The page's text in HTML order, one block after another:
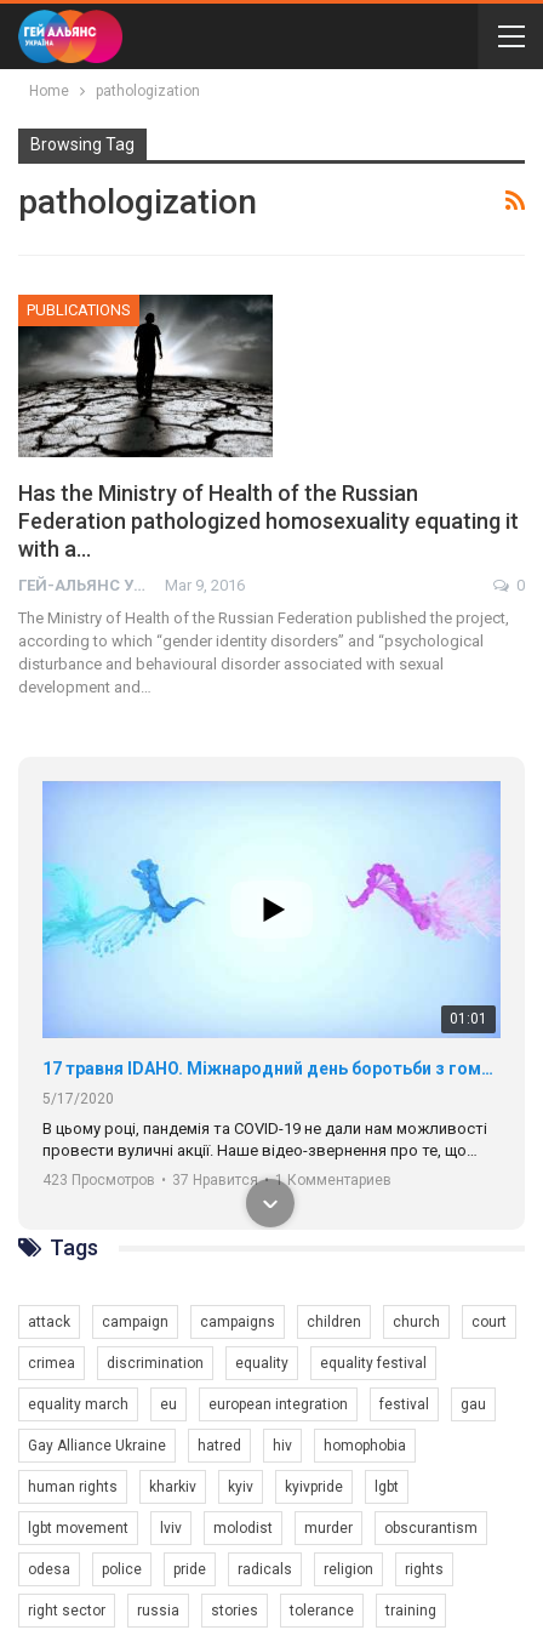
Home pathologization
Browsing Tag
pathologization
PUBLICATIONS
Has the Ministry of Health of the Russian
Federation pathologized homosexuality equating it
with a…
ГЕЙ-АЛЬЯНС УКРАИНА Mar 9, 2016
0
The Ministry of Health of the Russian Federation published the project,
according to which “gender identity disorders” and “psychological
disturbance and behavioural disorder associated with sexual
development and…
01:01
17 травня IDAHO. Міжнародний день боротьби з гомофобією трансфобією і біфобія.
5/17/2020
В цьому році, пандемія та COVІD-19 не дали нам можливості
провести вуличні акції. Наше відео-звернення про те, що
навіть коли ми у різних містах та не можемо зустрінеться, ми
разом. Ми закликаємо всіх хто поділяє цінності рівності та
солідарності, приєднатися до нас. Регіональні підрозділи
ГАУ є в 16 областях України.
Разом наш голос лунає гучніше!
423 Просмотров • 37 Нравится • 1 Комментариев
Зупинимо насильство проти ЛГБТ в Україні! Stop violence against LGBT in Ukraine!
6/30/2017
Емоційний та вражаючий промо-ролік на конкурс PACT, який
представляє програму "Гей-альянс Україна" з протидії
Tags
attack campaign campaigns children church court
crimea discrimination equality equality festival
equality march eu european integration festival gau
Gay Alliance Ukraine hatred hiv homophobia
human rights kharkiv kyiv kyivpride lgbt
lgbt movement lviv molodist murder obscurantism
odesa police pride radicals religion rights
right sector russia stories tolerance training